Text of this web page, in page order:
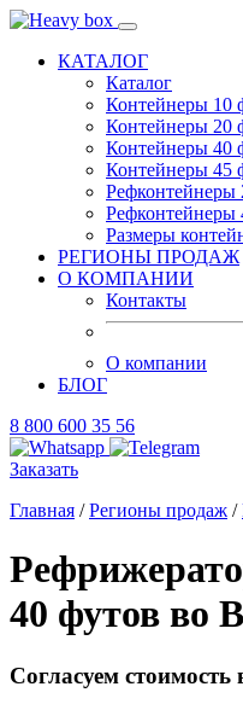
КАТАЛОГ
Каталог
Контейнеры 10
Контейнеры 20
Контейнеры 40
Контейнеры 45
Рефконтейнеры
Рефконтейнеры
Размеры
РЕГИОНЫ ПРОДАЖ
О КОМПАНИИ
Контакты
О компании
БЛОГ
8 800 600 35 56
Заказать
Главная /Регионы продаж /
40 футов во
Согласуем стоимость